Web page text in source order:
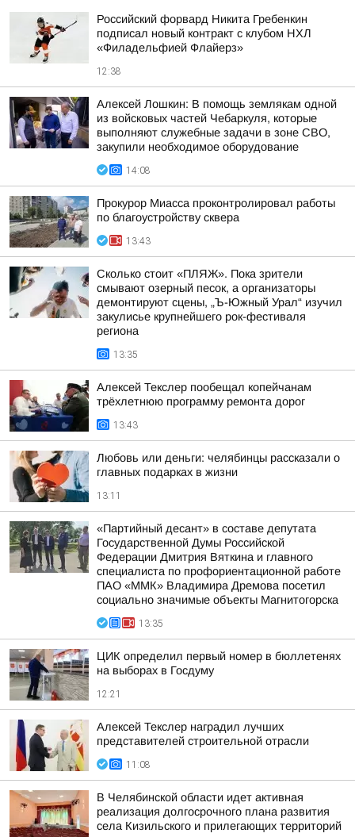
Российский форвард Никита Гребенкин
подписал новый контракт с клубом НХЛ
«Филадельфией Флайерз»
12:38
Алексей Лошкин: В помощь землякам одной
из войсковых частей Чебаркуля, которые
выполняют служебные задачи в зоне СВО,
закупили необходимое оборудование
14:08
Прокурор Миасса проконтролировал работы
по благоустройству сквера
13:43
Сколько стоит «ПЛЯЖ». Пока зрители
смывают озерный песок, а организаторы
демонтируют сцены, „Ъ-Южный Урал“ изучил
закулисье крупнейшего рок-фестиваля
региона
13:35
Алексей Текслер пообещал копейчанам
трёхлетнюю программу ремонта дорог
13:43
Любовь или деньги: челябинцы рассказали о
главных подарках в жизни
13:11
«Партийный десант» в составе депутата
Государственной Думы Российской
Федерации Дмитрия Вяткина и главного
специалиста по профориентационной работе
ПАО «ММК» Владимира Дремова посетил
социально значимые объекты Магнитогорска
13:35
ЦИК определил первый номер в бюллетенях
на выборах в Госдуму
12:21
Алексей Текслер наградил лучших
представителей строительной отрасли
11:08
В Челябинской области идет активная
реализация долгосрочного плана развития
села Кизильского и прилегающих территорий